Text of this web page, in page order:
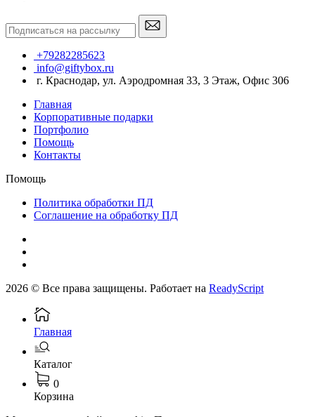
+79282285623
info@giftybox.ru
г. Краснодар, ул. Аэродромная 33, 3 Этаж, Офис 306
Главная
Корпоративные подарки
Портфолио
Помощь
Контакты
Помощь
Политика обработки ПД
Соглашение на обработку ПД
2026 © Все права защищены. Работает на ReadyScript
Главная
Каталог
0
Корзина